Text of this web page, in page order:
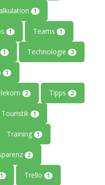
1
1 Teams 1
1 Technologie 3
1
2 Tipps 2
Touristik 1
Training 1
2
1 Trello 1